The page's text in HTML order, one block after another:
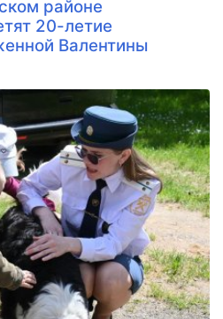
районе
20-летие
Валентины